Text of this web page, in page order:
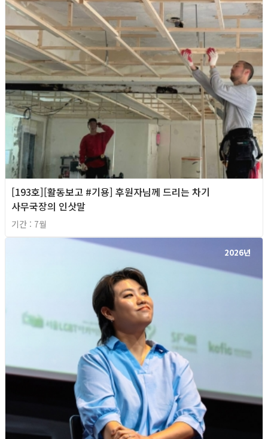
[193호][활동보고 #기용] 후원자님께 드리는 차기
사무국장의 인삿말
기간 : 7월
2026년